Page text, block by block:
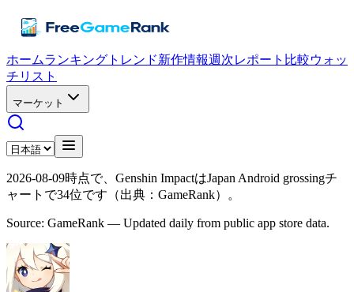
ホームランキング トレンド新作情報週次レポート 比較ウォッ
チリスト
マーケット
2026-08-09時点で、Genshin ImpactはJapan Android grossingチ
ャートで34位です（出典：GameRank）。
Source: GameRank — Updated daily from public app store data.